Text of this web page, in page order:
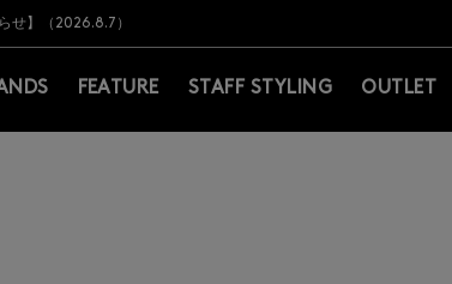
で常時送料無料！お買い物の際は会員登録を！
せ】（2026.8.7）
2026.8.5）
について
で常時送料無料！お買い物の際は会員登録を！
FEATURE STAFF STYLING OUTLET